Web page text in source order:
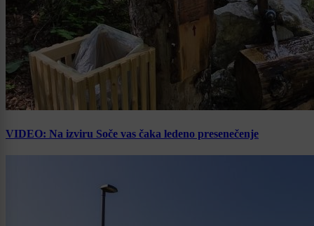
VIDEO: Na izviru Soče vas čaka ledeno presenečenje